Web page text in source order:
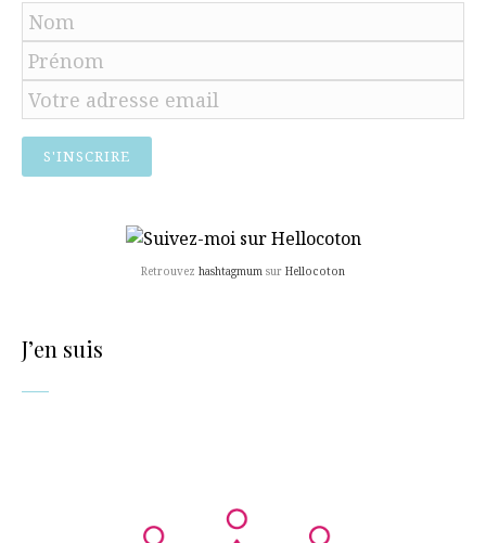
Retrouvez hashtagmum sur Hellocoton
J’en suis